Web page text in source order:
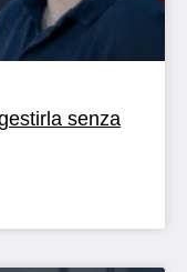
senza